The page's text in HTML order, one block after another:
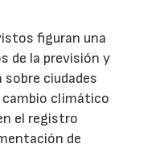
figuran una
de la previsión y
ciudades
climático
el registro
de